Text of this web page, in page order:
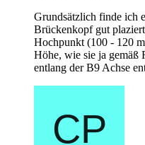
Grundsätzlich finde ich
Brückenkopf gut
Hochpunkt (100 - 120
Höhe, wie sie ja gemäß
entlang der B9 Achse